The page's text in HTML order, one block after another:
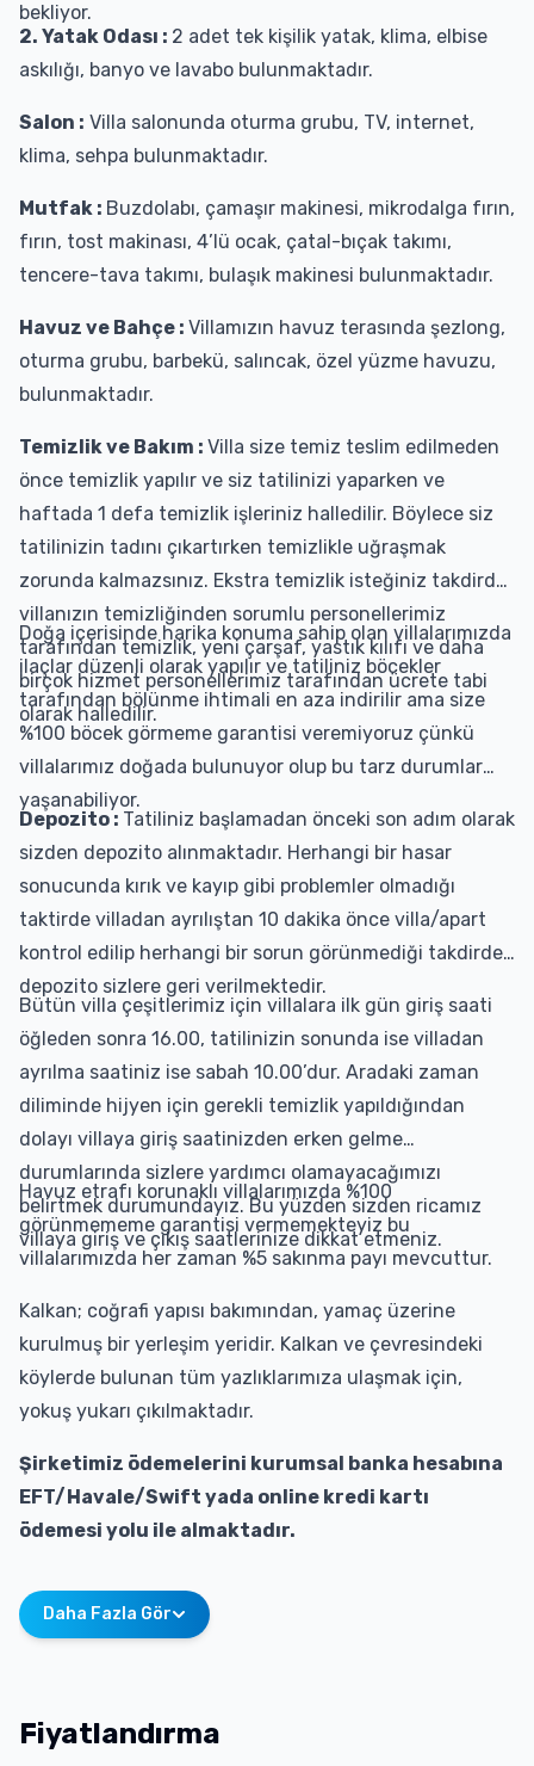
bekliyor.
2. Yatak Odası : 2 adet tek kişilik yatak, klima, elbise
askılığı, banyo ve lavabo bulunmaktadır.
Salon : Villa salonunda oturma grubu, TV, internet,
klima, sehpa bulunmaktadır.
Mutfak : Buzdolabı, çamaşır makinesi, mikrodalga fırın,
fırın, tost makinası, 4’lü ocak, çatal-bıçak takımı,
tencere-tava takımı, bulaşık makinesi bulunmaktadır.
Havuz ve Bahçe : Villamızın havuz terasında şezlong,
oturma grubu, barbekü, salıncak, özel yüzme havuzu,
bulunmaktadır.
Temizlik ve Bakım : Villa size temiz teslim edilmeden
önce temizlik yapılır ve siz tatilinizi yaparken ve
haftada 1 defa temizlik işleriniz halledilir. Böylece siz
tatilinizin tadını çıkartırken temizlikle uğraşmak
zorunda kalmazsınız. Ekstra temizlik isteğiniz takdirde
villanızın temizliğinden sorumlu personellerimiz
tarafından temizlik, yeni çarşaf, yastık kılıfı ve daha
birçok hizmet personellerimiz tarafından ücrete tabi
olarak halledilir.
Doğa içerisinde harika konuma sahip olan villalarımızda
ilaçlar düzenli olarak yapılır ve tatiliniz böcekler
tarafından bölünme ihtimali en aza indirilir ama size
%100 böcek görmeme garantisi veremiyoruz çünkü
villalarımız doğada bulunuyor olup bu tarz durumlar
yaşanabiliyor.
Depozito : Tatiliniz başlamadan önceki son adım olarak
sizden depozito alınmaktadır. Herhangi bir hasar
sonucunda kırık ve kayıp gibi problemler olmadığı
taktirde villadan ayrılıştan 10 dakika önce villa/apart
kontrol edilip herhangi bir sorun görünmediği takdirde
depozito sizlere geri verilmektedir.
Bütün villa çeşitlerimiz için villalara ilk gün giriş saati
öğleden sonra 16.00, tatilinizin sonunda ise villadan
ayrılma saatiniz ise sabah 10.00’dur. Aradaki zaman
diliminde hijyen için gerekli temizlik yapıldığından
dolayı villaya giriş saatinizden erken gelme
durumlarında sizlere yardımcı olamayacağımızı
belirtmek durumundayız. Bu yüzden sizden ricamız
villaya giriş ve çıkış saatlerinize dikkat etmeniz.
Havuz etrafı korunaklı villalarımızda %100
görünmememe garantisi vermemekteyiz bu
villalarımızda her zaman %5 sakınma payı mevcuttur.
Kalkan; coğrafi yapısı bakımından, yamaç üzerine
kurulmuş bir yerleşim yeridir. Kalkan ve çevresindeki
köylerde bulunan tüm yazlıklarımıza ulaşmak için,
yokuş yukarı çıkılmaktadır.
Şirketimiz ödemelerini kurumsal banka hesabına
EFT/Havale/Swift yada online kredi kartı
ödemesi yolu ile almaktadır.
Daha Fazla Gör
Fiyatlandırma